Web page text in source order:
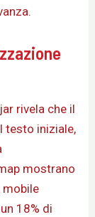
rivela che il
testo iniziale,
mostrano
mobile
18% di